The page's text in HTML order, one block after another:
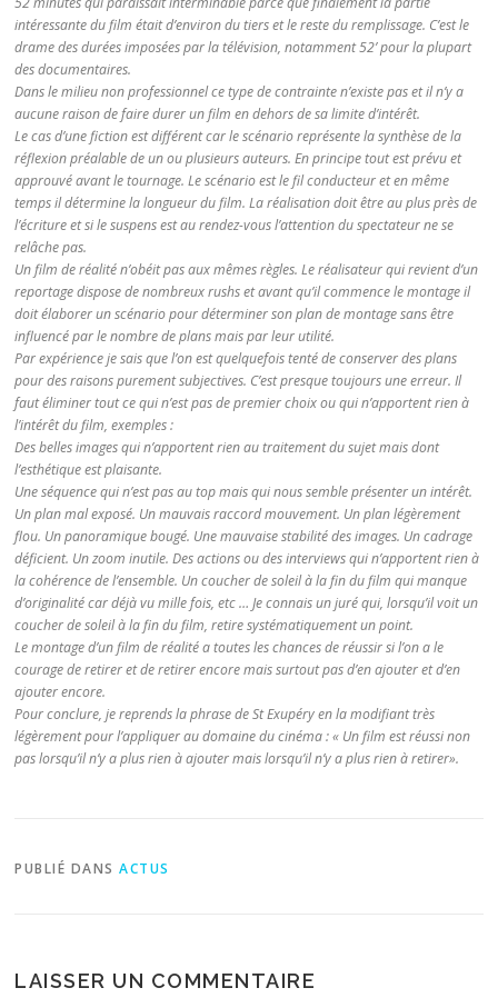
intéressante du film était d’environ du tiers et le reste du remplissage. C’est le
drame des durées imposées par la télévision, notamment 52’ pour la plupart
des documentaires.
Dans le milieu non professionnel ce type de contrainte n’existe pas et il n’y a
aucune raison de faire durer un film en dehors de sa limite d’intérêt.
Le cas d’une fiction est différent car le scénario représente la synthèse de la
réflexion préalable de un ou plusieurs auteurs. En principe tout est prévu et
approuvé avant le tournage. Le scénario est le fil conducteur et en même
temps il détermine la longueur du film. La réalisation doit être au plus près de
l’écriture et si le suspens est au rendez-vous l’attention du spectateur ne se
relâche pas.
Un film de réalité n’obéit pas aux mêmes règles. Le réalisateur qui revient d’un
reportage dispose de nombreux rushs et avant qu’il commence le montage il
doit élaborer un scénario pour déterminer son plan de montage sans être
influencé par le nombre de plans mais par leur utilité.
Par expérience je sais que l’on est quelquefois tenté de conserver des plans
pour des raisons purement subjectives. C’est presque toujours une erreur. Il
faut éliminer tout ce qui n’est pas de premier choix ou qui n’apportent rien à
l’intérêt du film, exemples :
Des belles images qui n’apportent rien au traitement du sujet mais dont
l’esthétique est plaisante.
Une séquence qui n’est pas au top mais qui nous semble présenter un intérêt.
Un plan mal exposé. Un mauvais raccord mouvement. Un plan légèrement
flou. Un panoramique bougé. Une mauvaise stabilité des images. Un cadrage
déficient. Un zoom inutile. Des actions ou des interviews qui n’apportent rien à
la cohérence de l’ensemble. Un coucher de soleil à la fin du film qui manque
d’originalité car déjà vu mille fois, etc … Je connais un juré qui, lorsqu’il voit un
coucher de soleil à la fin du film, retire systématiquement un point.
Le montage d’un film de réalité a toutes les chances de réussir si l’on a le
courage de retirer et de retirer encore mais surtout pas d’en ajouter et d’en
ajouter encore.
Pour conclure, je reprends la phrase de St Exupéry en la modifiant très
légèrement pour l’appliquer au domaine du cinéma : « Un film est réussi non
pas lorsqu’il n’y a plus rien à ajouter mais lorsqu’il n’y a plus rien à retirer».
PUBLIÉ DANSACTUS
LAISSER UN COMMENTAIRE